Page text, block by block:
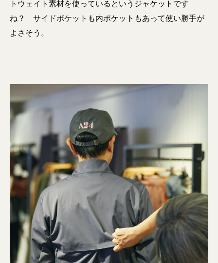
トウェイト素材を使っているというジャケットです
ね？ サイドポケットも内ポケットもあって使い勝手が
よさそう。